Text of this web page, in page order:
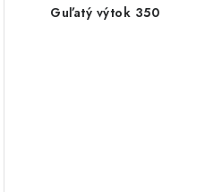
Guľatý výtok 350